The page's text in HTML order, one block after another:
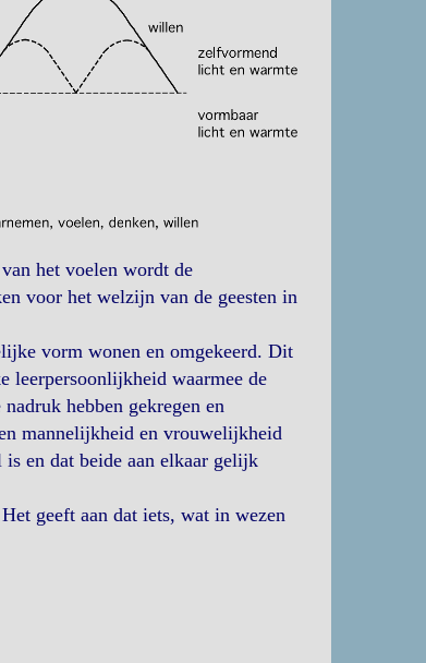
het voelen wordt de
voor het welzijn van de geesten in
vorm wonen en omgekeerd. Dit
leerpersoonlijkheid waarmee de
hebben gekregen en
mannelijkheid en vrouwelijkheid
en dat beide aan elkaar gelijk
geeft aan dat iets, wat in wezen